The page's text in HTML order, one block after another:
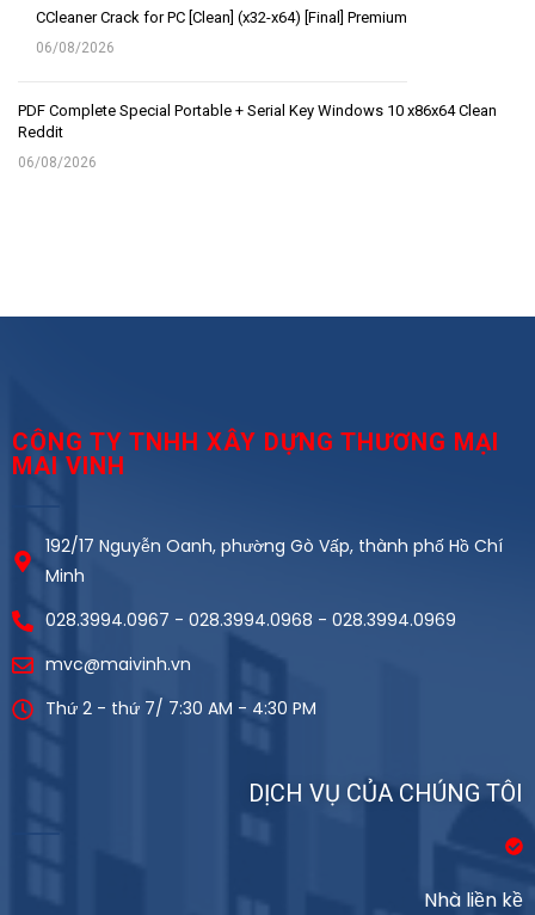
CCleaner Crack for PC [Clean] (x32-x64) [Final] Premium
06/08/2026
PDF Complete Special Portable + Serial Key Windows 10 x86x64 Clean
Reddit
06/08/2026
CÔNG TY TNHH XÂY DỰNG THƯƠNG MẠI
MAI VINH
192/17 Nguyễn Oanh, phường Gò Vấp, thành phố Hồ Chí
Minh
028.3994.0967 - 028.3994.0968 - 028.3994.0969
mvc@maivinh.vn
Thứ 2 - thứ 7/ 7:30 AM - 4:30 PM
DỊCH VỤ CỦA CHÚNG TÔI
Nhà liền kề